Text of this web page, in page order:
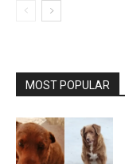
MOST POPULAR